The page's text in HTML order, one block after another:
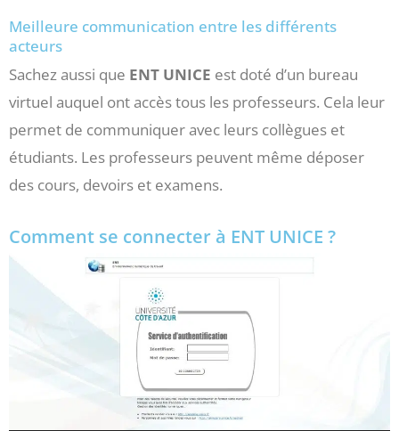
Meilleure communication entre les différents
acteurs
Sachez aussi que ENT UNICE est doté d’un bureau
virtuel auquel ont accès tous les professeurs. Cela leur
permet de communiquer avec leurs collègues et
étudiants. Les professeurs peuvent même déposer
des cours, devoirs et examens.
Comment se connecter à ENT UNICE ?